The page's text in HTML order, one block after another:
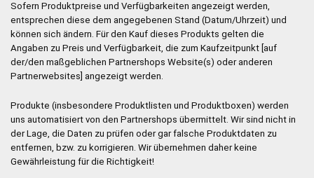
Sofern Produktpreise und Verfügbarkeiten angezeigt werden,
entsprechen diese dem angegebenen Stand (Datum/Uhrzeit) und
können sich ändern. Für den Kauf dieses Produkts gelten die
Angaben zu Preis und Verfügbarkeit, die zum Kaufzeitpunkt [auf
der/den maßgeblichen Partnershops Website(s) oder anderen
Partnerwebsites] angezeigt werden.
Produkte (insbesondere Produktlisten und Produktboxen) werden
uns automatisiert von den Partnershops übermittelt. Wir sind nicht in
der Lage, die Daten zu prüfen oder gar falsche Produktdaten zu
entfernen, bzw. zu korrigieren. Wir übernehmen daher keine
Gewährleistung für die Richtigkeit!